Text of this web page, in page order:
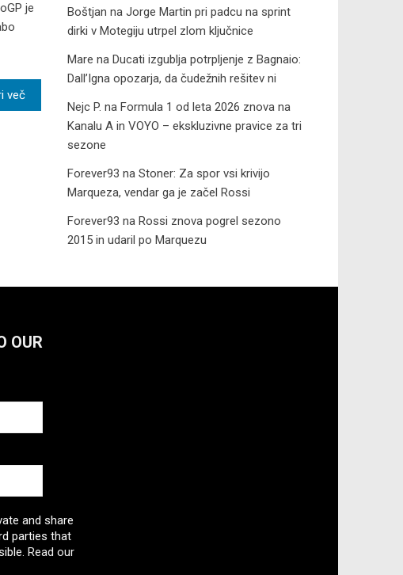
je
več
Boštjan na Jorge Martin pri padcu na sprint
dirki v Motegiju utrpel zlom ključnice
Mare na Ducati izgublja potrpljenje z Bagnaio:
Dall’Igna opozarja, da čudežnih rešitev ni
Nejc P. na Formula 1 od leta 2026 znova na
Kanalu A in VOYO – ekskluzivne pravice za tri
sezone
Forever93 na Stoner: Za spor vsi krivijo
Marqueza, vendar ga je začel Rossi
Forever93 na Rossi znova pogrel sezono
2015 in udaril po Marquezu
OUR
and share
parties that
Read our